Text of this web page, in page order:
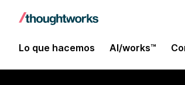
Lo que hacemos AI/works™